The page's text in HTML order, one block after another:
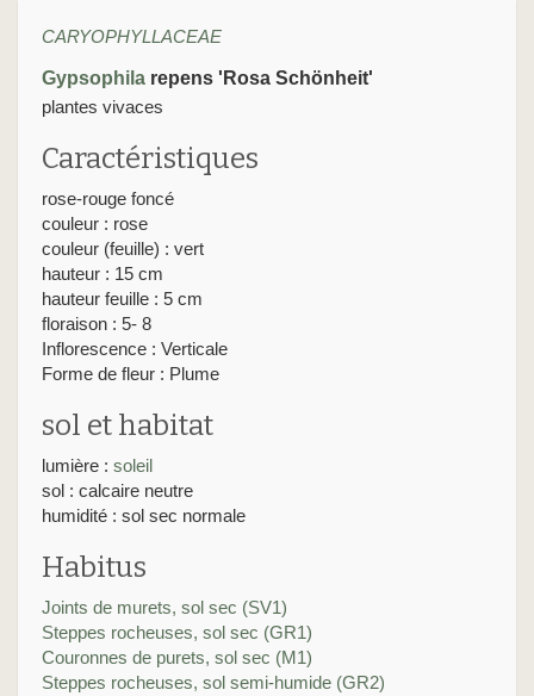
CARYOPHYLLACEAE
Gypsophila repens 'Rosa Schönheit'
plantes vivaces
Caractéristiques
rose-rouge foncé
couleur : rose
couleur (feuille) : vert
hauteur : 15 cm
hauteur feuille : 5 cm
floraison : 5- 8
Inflorescence : Verticale
Forme de fleur : Plume
sol et habitat
lumière : soleil
sol : calcaire neutre
humidité : sol sec normale
Habitus
Joints de murets, sol sec (SV1)
Steppes rocheuses, sol sec (GR1)
Couronnes de purets, sol sec (M1)
Steppes rocheuses, sol semi-humide (GR2)